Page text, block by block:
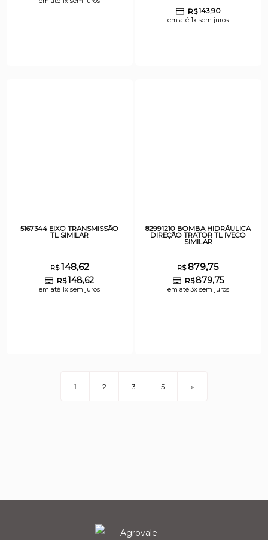
R$143,90
em até 1x sem juros
5167344 EIXO TRANSMISSÃO
TL SIMILAR
R$148,62
R$148,62
em até 1x sem juros
82991210 BOMBA HIDRÁULICA
DIREÇÃO TRATOR TL IVECO
SIMILAR
R$879,75
R$ 879,75
em até 3x sem juros
1 2 3 5 »